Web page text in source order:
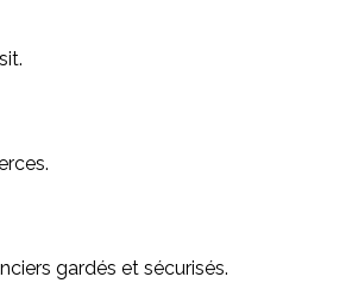
gardés et sécurisés.